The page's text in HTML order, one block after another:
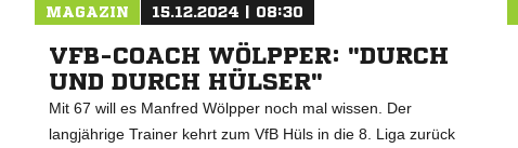
MAGAZIN 15.12.2024 | 08:30
VFB-COACH WÖLPPER: "DURCH
UND DURCH HÜLSER"
Mit 67 will es Manfred Wölpper noch mal wissen. Der
langjährige Trainer kehrt zum VfB Hüls in die 8. Liga zurück